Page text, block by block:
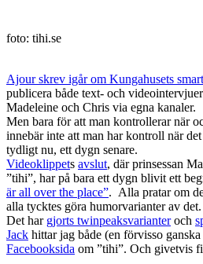
foto: tihi.se
Ajour skrev igår om Kungahusets
publicera både text- och
Madeleine och Chris via egna kanaler.
Men bara för att man kontrollerar när
innebär inte att man har kontroll när
tydligt nu, ett dygn senare.
Videoklippets avslut, där prinsessan
”tihi”, har på bara ett dygn blivit ett
är all over the place”. Alla pratar om
alla tycktes göra humorvarianter av det.
Det har gjorts twinpeaksvarianteroch
Jack hittar jag både (en förvisso
Facebooksida om ”tihi”. Och givetvis